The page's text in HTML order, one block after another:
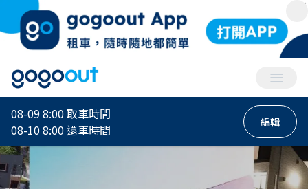
會員選
08-09 8:00取車時間
08-10 8:00還車時間 編輯